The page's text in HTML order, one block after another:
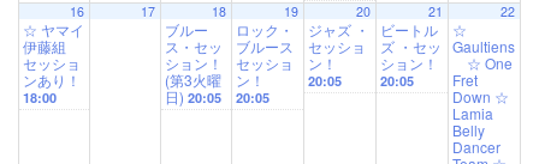
16
☆ ヤマイ
伊藤組
セッショ
ンあり！
18:00
17 18
ブルー
ス・セッ
ション！
(第3火曜
日) 20:05
19
ロック・
ブルース
セッショ
ン！
20:05
20
ジャズ ・
セッショ
ン！
20:05
21
ビートル
ズ ・セッ
ション！
20:05
22
☆
Gaultiens
☆ One
Fret
Down ☆
Lamia
Belly
Dancer